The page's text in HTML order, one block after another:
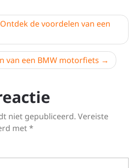
de voordelen van een
van een BMW motorfiets
niet gepubliceerd. Vereiste
met*